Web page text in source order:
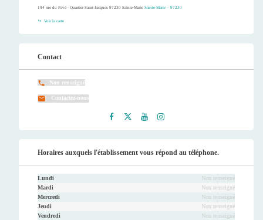
194 rue du Pavé - Quartier Saint-Jacques 97230 Sainte-Marie Sainte-Marie – 97230
Voir la carte
Contact
Non renseigné
Contactez-nous
ook
er
be
ram
Horaires auxquels l'établissement vous répond au téléphone.
Lundi
Non renseigné
Mardi
Non renseigné
Mercredi
Non renseigné
Jeudi
Non renseigné
Vendredi
Non renseigné